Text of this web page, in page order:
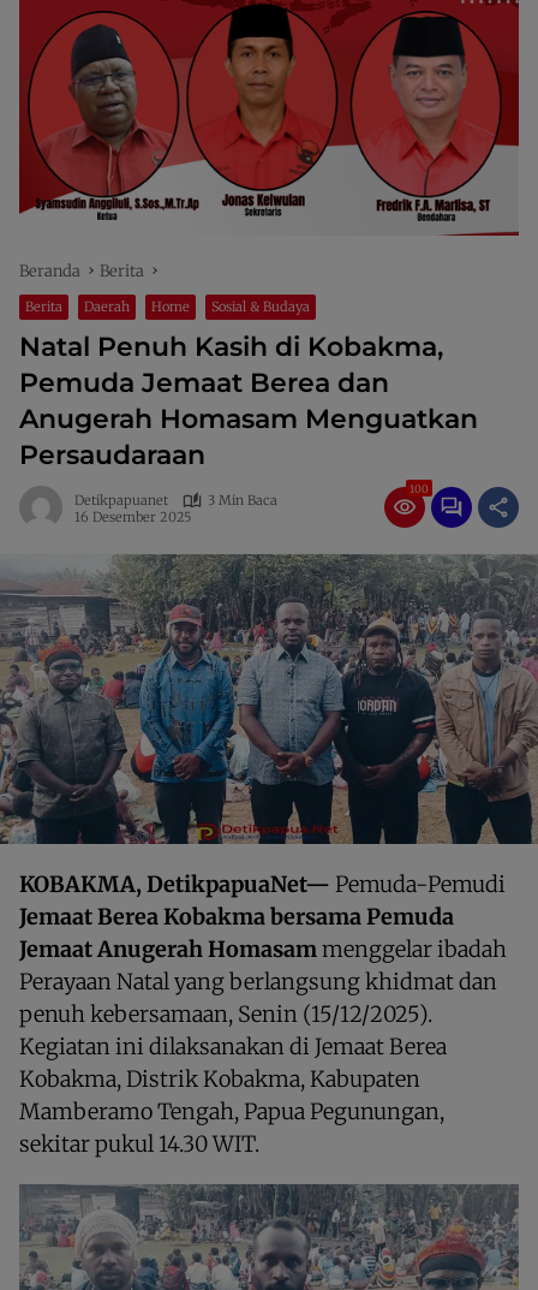
Beranda Berita
Berita Daerah Home Sosial & Budaya
Natal Penuh Kasih di Kobakma,
Pemuda Jemaat Berea dan
Anugerah Homasam Menguatkan
Persaudaraan
Detikpapuanet
3 Min Baca
16 Desember 2025
100
KOBAKMA, DetikpapuaNet— Pemuda-Pemudi
Jemaat Berea Kobakma bersama Pemuda
Jemaat Anugerah Homasammenggelar ibadah
Perayaan Natal yang berlangsung khidmat dan
penuh kebersamaan, Senin (15/12/2025).
Kegiatan ini dilaksanakan di Jemaat Berea
Kobakma, Distrik Kobakma, Kabupaten
Mamberamo Tengah, Papua Pegunungan,
sekitar pukul 14.30 WIT.